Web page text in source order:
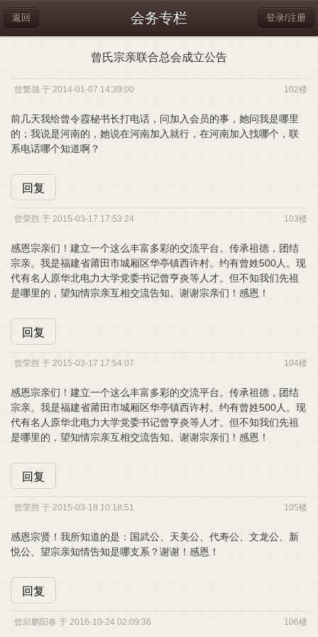
会务专栏
返回 登录/注册
曾氏宗亲联合总会成立公告
102楼
曾繁领 于 2014-01-07 14:39:00
前几天我给曾令霞秘书长打电话，问加入会员的事，她问我是哪里
的；我说是河南的，她说在河南加入就行，在河南加入找哪个，联
系电话哪个知道啊？
回复
103楼
曾荣胜 于 2015-03-17 17:53:24
感恩宗亲们！建立一个这么丰富多彩的交流平台。传承祖德，团结
宗亲。我是福建省莆田市城厢区华亭镇西许村。约有曾姓500人。现
代有名人原华北电力大学党委书记曾亨炎等人才。但不知我们先祖
是哪里的，望知情宗亲互相交流告知。谢谢宗亲们！感恩！
回复
104楼
曾荣胜 于 2015-03-17 17:54:07
感恩宗亲们！建立一个这么丰富多彩的交流平台。传承祖德，团结
宗亲。我是福建省莆田市城厢区华亭镇西许村。约有曾姓500人。现
代有名人原华北电力大学党委书记曾亨炎等人才。但不知我们先祖
是哪里的，望知情宗亲互相交流告知。谢谢宗亲们！感恩！
回复
105楼
曾荣胜 于 2015-03-18 10:18:51
感恩宗贤！我所知道的是：国武公、天美公、代寿公、文龙公、新
悦公、望宗亲知情告知是哪支系？谢谢！感恩！
回复
106楼
曾邱鹏阳春 于 2016-10-24 02:09:36